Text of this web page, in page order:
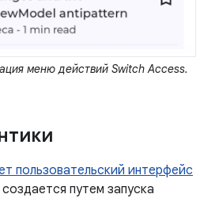
меню действий Switch Access.
пользовательский интерфейс
путем запуска